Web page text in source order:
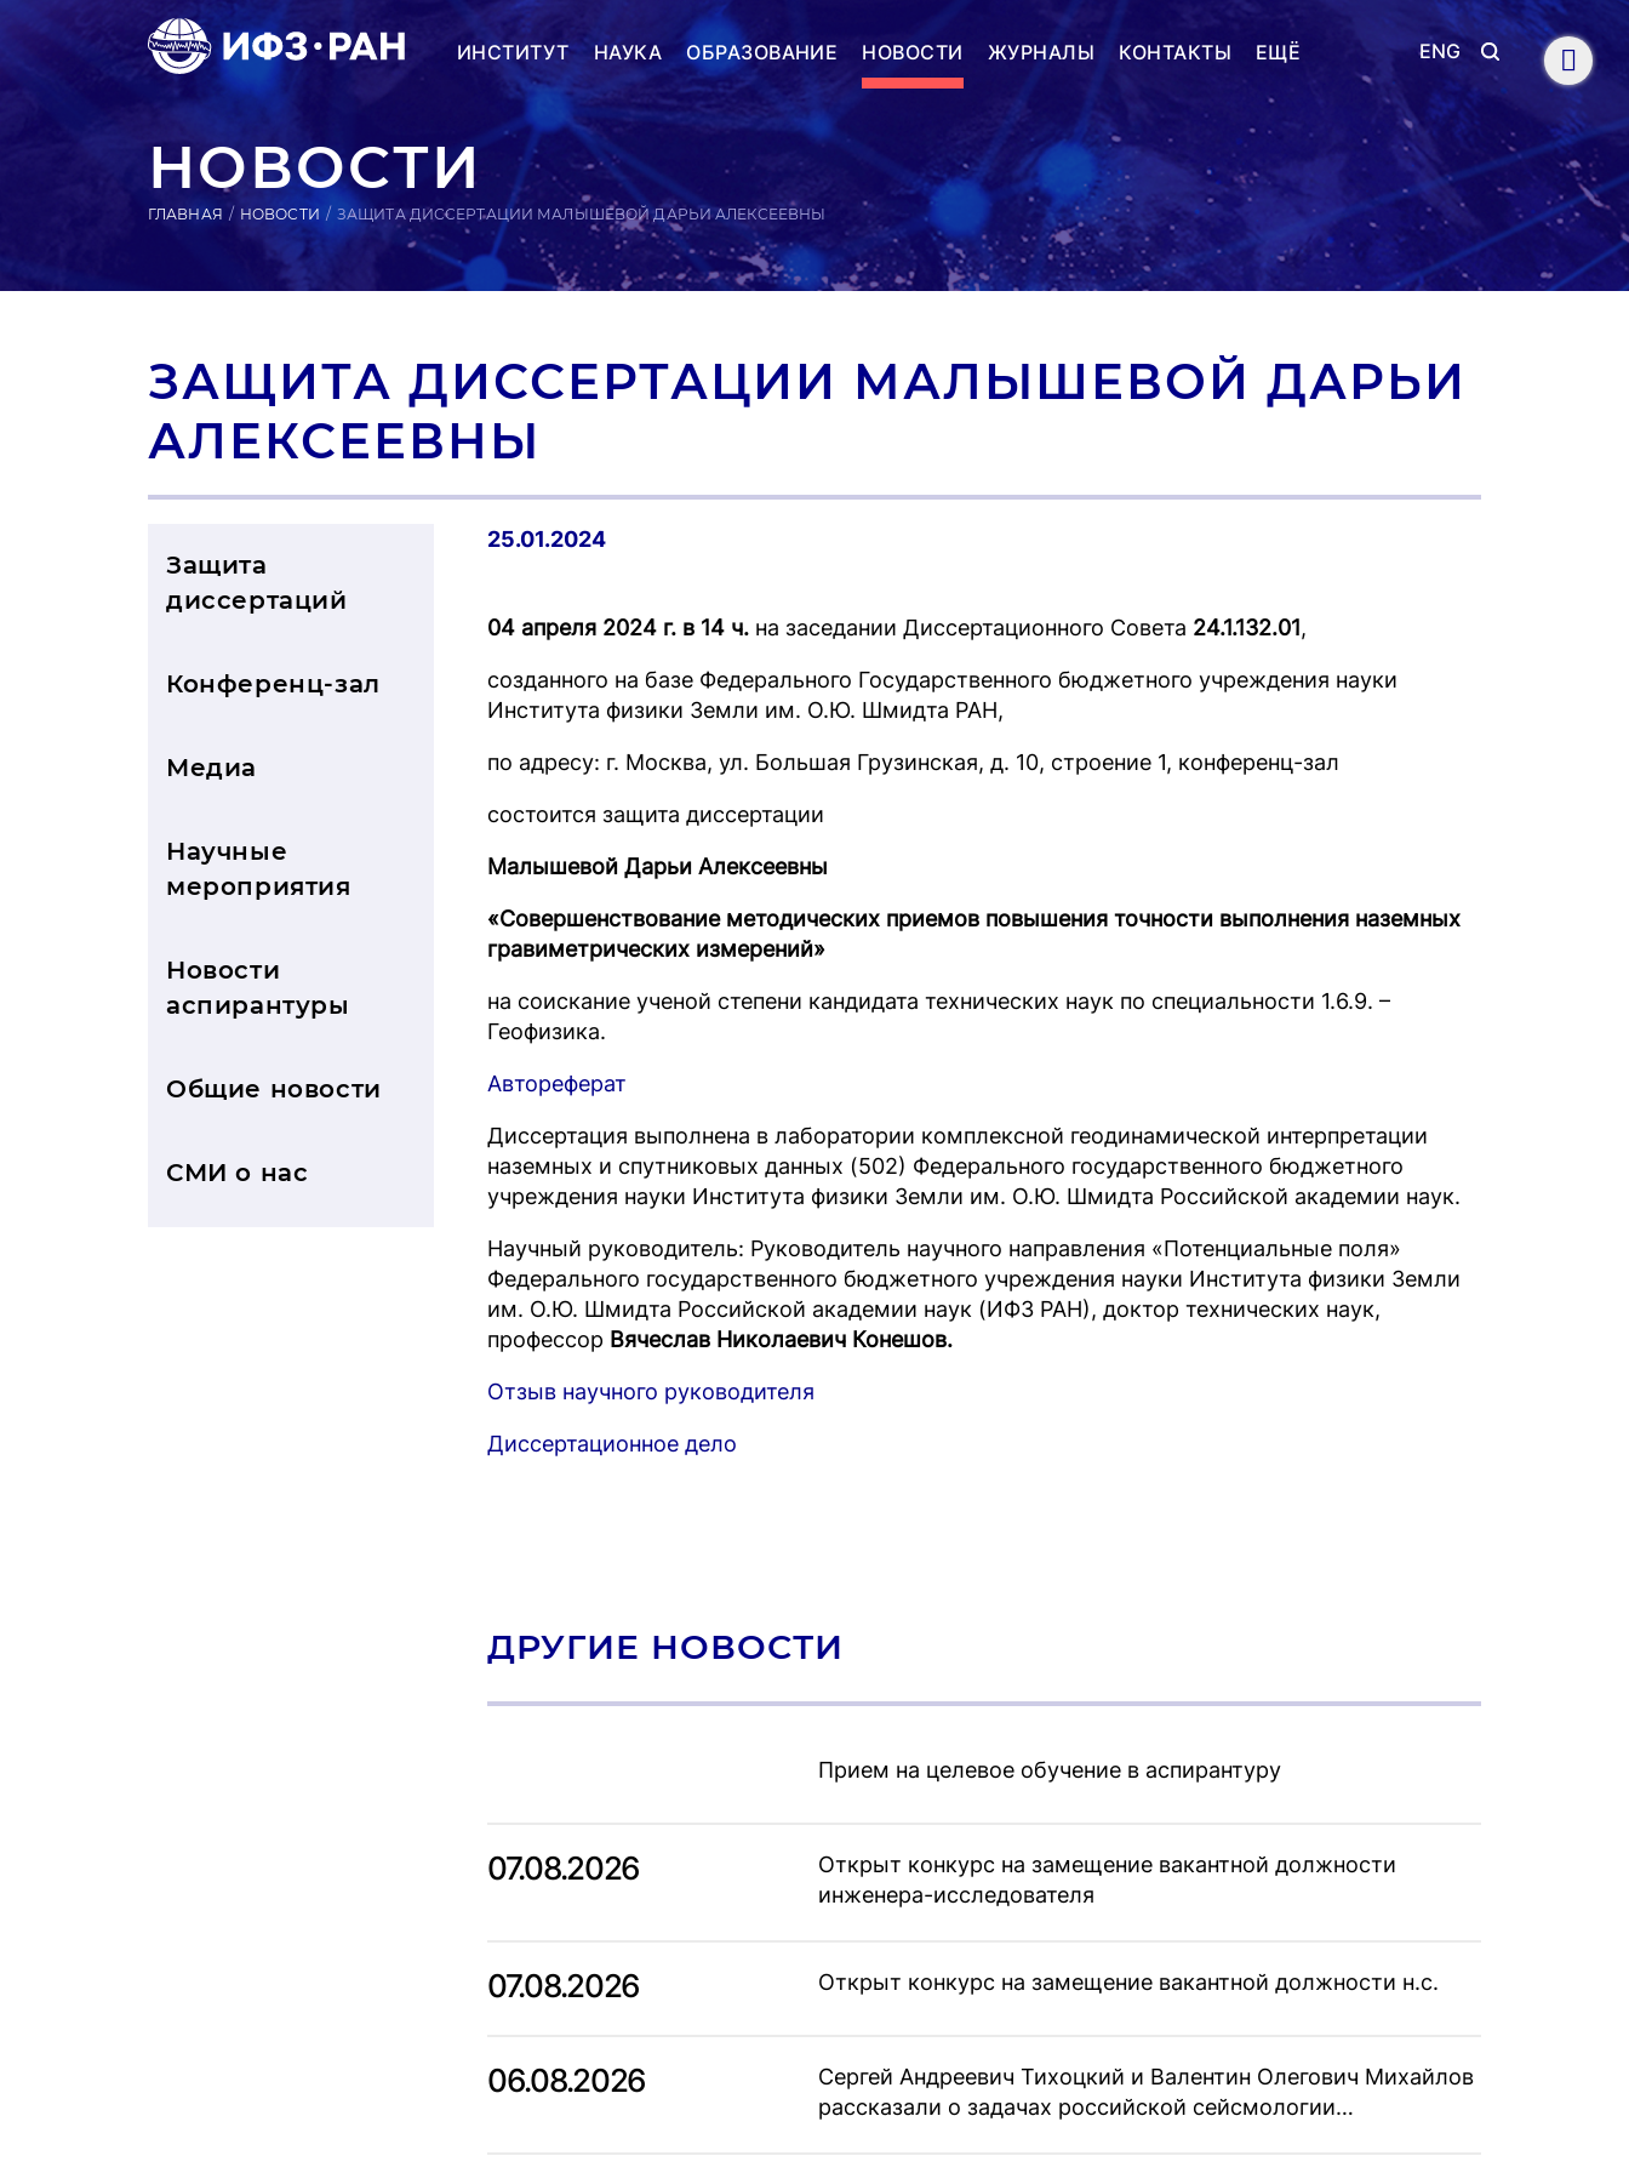
ИНСТИТУТ НАУКА ОБРАЗОВАНИЕ НОВОСТИ ЖУРНАЛЫ КОНТАКТЫ ЕЩЁ ENG
НОВОСТИ
ГЛАВНАЯ НОВОСТИ ЗАЩИТА ДИССЕРТАЦИИ МАЛЫШЕВОЙ ДАРЬИ АЛЕКСЕЕВНЫ
ЗАЩИТА ДИССЕРТАЦИИ МАЛЫШЕВОЙ ДАРЬИ
АЛЕКСЕЕВНЫ
Защита
диссертаций
Конференц-зал
Медиа
Научные
мероприятия
Новости
аспирантуры
Общие новости
СМИ о нас
25.01.2024
04 апреля 2024 г. в 14 ч. на заседании Диссертационного Совета 24.1.132.01,
созданного на базе Федерального Государственного бюджетного учреждения науки
Института физики Земли им. О.Ю. Шмидта РАН,
по адресу: г. Москва, ул. Большая Грузинская, д. 10, строение 1, конференц-зал
состоится защита диссертации
Малышевой Дарьи Алексеевны
«Совершенствование методических приемов повышения точности выполнения наземных
гравиметрических измерений»
на соискание ученой степени кандидата технических наук по специальности 1.6.9. –
Геофизика.
Автореферат
Диссертация выполнена в лаборатории комплексной геодинамической интерпретации
наземных и спутниковых данных (502) Федерального государственного бюджетного
учреждения науки Института физики Земли им. О.Ю. Шмидта Российской академии наук.
Научный руководитель: Руководитель научного направления «Потенциальные поля»
Федерального государственного бюджетного учреждения науки Института физики Земли
им. О.Ю. Шмидта Российской академии наук (ИФЗ РАН), доктор технических наук,
профессор Вячеслав Николаевич Конешов.
Отзыв научного руководителя
Диссертационное дело
ДРУГИЕ НОВОСТИ
Прием на целевое обучение в аспирантуру
07.08.2026
Открыт конкурс на замещение вакантной должности
инженера-исследователя
07.08.2026 Открыт конкурс на замещение вакантной должности н.с.
06.08.2026
Сергей Андреевич Тихоцкий и Валентин Олегович Михайлов
рассказали о задачах российской сейсмологии…